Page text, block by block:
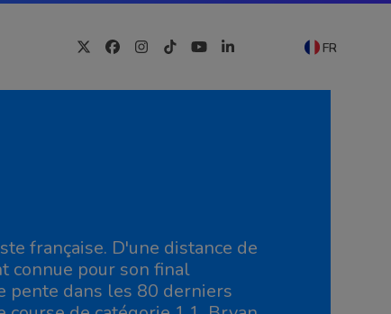
TwitterFacebook
Instagram
TiktokYouTubeLinkedIn FR
française. D'une distance de
connue pour son final
pente dans les 80 derniers